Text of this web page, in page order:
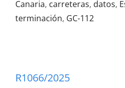
Canaria, carreteras, datos,
terminación, GC-112
R1066/2025